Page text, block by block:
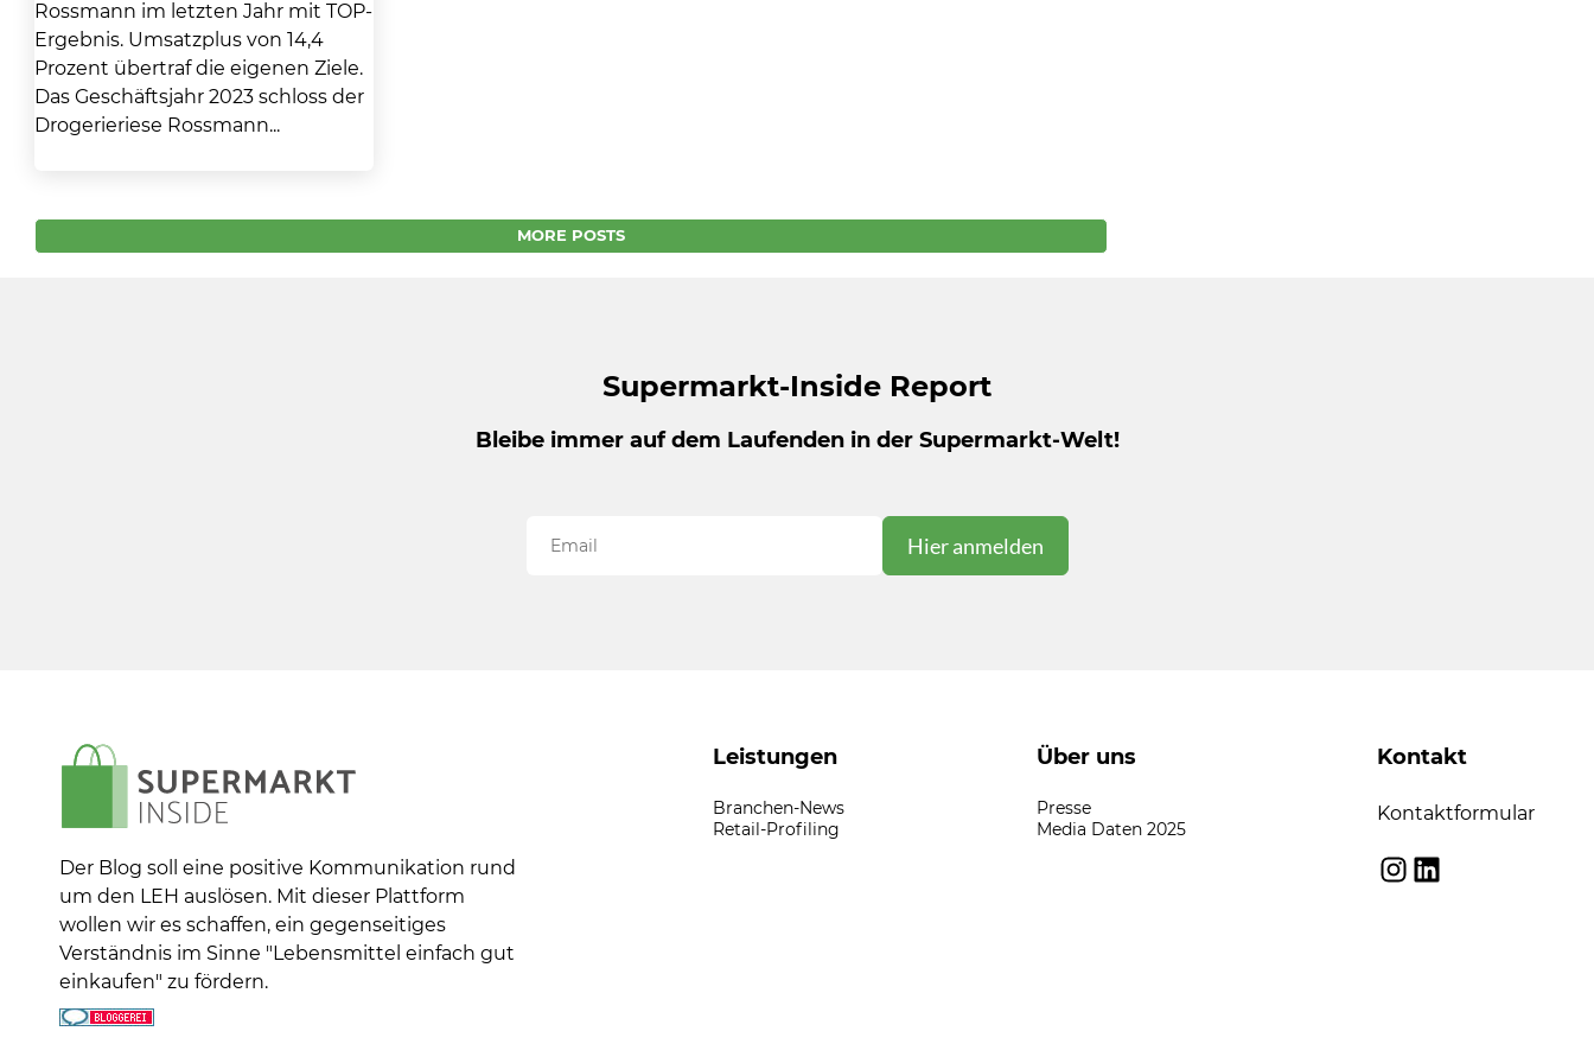
Rossmann im letzten Jahr mit TOP-
Ergebnis. Umsatzplus von 14,4
Prozent übertraf die eigenen Ziele.
Das Geschäftsjahr 2023 schloss der
Drogerieriese Rossmann...
MORE POSTS
Supermarkt-Inside Report
Bleibe immer auf dem Laufenden in der Supermarkt-Welt!
Der Blog soll eine positive Kommunikation rund
um den LEH auslösen. Mit dieser Plattform
wollen wir es schaffen, ein gegenseitiges
Verständnis im Sinne "Lebensmittel einfach gut
einkaufen" zu fördern.
Leistungen
Branchen-News
Retail-Profiling
Über uns
Presse
Media Daten 2025
Kontakt
Kontaktformular
Instagram
LinkedIn